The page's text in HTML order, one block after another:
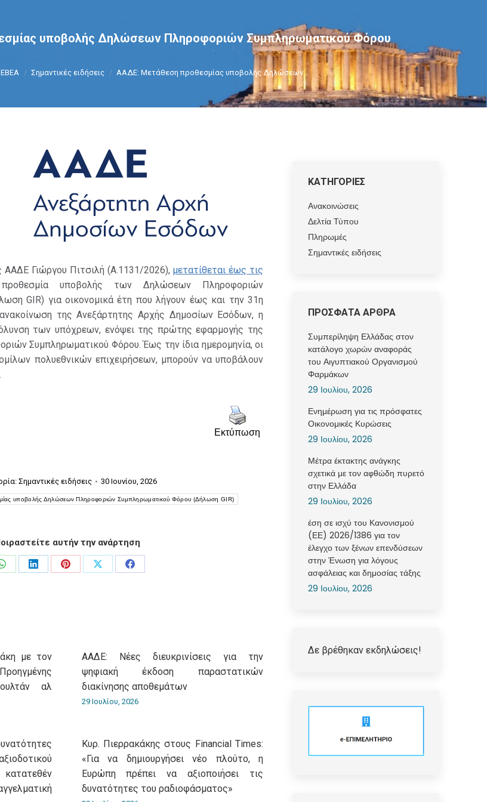
υποβολής Δηλώσεων Πληροφοριών Συμπληρωματικού Φόρου
You are here:
ΕΒΕΑ Σημαντικές ειδήσεις ΑΑΔΕ: Μετάθεση προθεσμίας υποβολής Δηλώσεων…
ΑΑΔΕ Γιώργου Πιτσιλή (Α.1131/2026), μετατίθεται έως τις
υποβολής των Δηλώσεων Πληροφοριών
GIR) για οικονομικά έτη που λήγουν έως και την 31η
της Ανεξάρτητης Αρχής Δημοσίων Εσόδων, η
των υπόχρεων, ενόψει της πρώτης εφαρμογής της
Συμπληρωματικού Φόρου. Έως την ίδια ημερομηνία, οι
πολυεθνικών επιχειρήσεων, μπορούν να υποβάλουν
Εκτύπωση
Σημαντικές ειδήσεις
30 Ιουνίου, 2026
υποβολής Δηλώσεων Πληροφοριών Συμπληρωματικού Φόρου (Δήλωση GIR)
αυτήν την ανάρτηση
Share
Share
Share
Share
Share
με τον
αλ
ΑΑΔΕ: Νέες διευκρινίσεις για την
ψηφιακή έκδοση παραστατικών
διακίνησης αποθεμάτων
29 Ιουλίου, 2026
Κυρ. Πιερρακάκης στους Financial Times:
«Για να δημιουργήσει νέο πλούτο, η
Ευρώπη πρέπει να αξιοποιήσει τις
δυνατότητες του ραδιοφάσματος»
ΚΑΤΗΓΟΡΙΕΣ
Ανακοινώσεις
Δελτία Τύπου
Πληρωμές
Σημαντικές ειδήσεις
ΠΡΟΣΦΑΤΑ ΑΡΘΡΑ
Συμπερίληψη Ελλάδας στον
κατάλογο χωρών αναφοράς
του Αιγυπτιακού Οργανισμού
Φαρμάκων
29 Ιουλίου, 2026
Ενημέρωση για τις πρόσφατες
Οικονομικές Κυρώσεις
29 Ιουλίου, 2026
Μέτρα έκτακτης ανάγκης
σχετικά με τον αφθώδη πυρετό
στην Ελλάδα
29 Ιουλίου, 2026
έση σε ισχύ του Κανονισμού
(ΕΕ) 2026/1386 για τον
έλεγχο των ξένων επενδύσεων
στην Ένωση για λόγους
ασφάλειας και δημοσίας τάξης
29 Ιουλίου, 2026
Δε βρέθηκαν εκδηλώσεις!